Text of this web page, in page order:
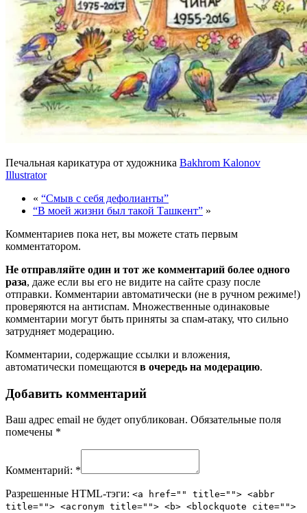
Печальная карикатура от художника Bakhrom Kalonov
Illustrator
« “Смыв с себя дефолианты”
“В моей жизни был такой Ташкент” »
Комментариев пока нет, вы можете стать первым
комментатором.
Не отправляйте один и тот же комментарий более одного
раза, даже если вы его не видите на сайте сразу после
отправки. Комментарии автоматически (не в ручном режиме!)
проверяются на антиспам. Множественные одинаковые
комментарии могут быть приняты за спам-атаку, что сильно
затрудняет модерацию.
Комментарии, содержащие ссылки и вложения,
автоматически помещаются в очередь на модерацию.
Добавить комментарий
Ваш адрес email не будет опубликован. Обязательные поля
помечены *
Комментарий: *
Разрешенные HTML-тэги: <a href="" title=""> <abbr
title=""> <acronym title=""> <b> <blockquote cite="">